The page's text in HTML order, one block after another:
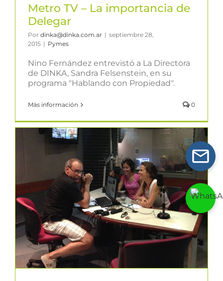
Metro TV – La importancia de
Delegar
Por dinka@dinka.com.ar | septiembre 28,
2015 | Pymes
Nino Fernández entrevistó a La Directora
de DINKA, Sandra Felsenstein, en su
programa "Hablando con Propiedad".
Más información 0